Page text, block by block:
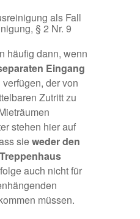
als Fall
§ 2 Nr. 9
häufig dann, wenn
Eingang
verfügen, der von
Zutritt zu
stehen hier auf
sieweder den
auch nicht für
müssen.